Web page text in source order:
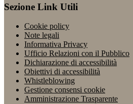
Sezione Link Utili
Cookie policy
Note legali
Informativa Privacy
Ufficio Relazioni con il Pubblico
Dichiarazione di accessibilità
Obiettivi di accessibilità
Whistleblowing
Gestione consensi cookie
Amministrazione Trasparente